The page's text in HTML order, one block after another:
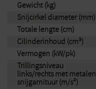
Gewicht (kg)
Snijcirkel diameter (mm)
Totale lengte (cm)
Cilinderinhoud (cm³)
Vermogen (kW/pk)
Trillingsniveau
links/rechts met metalen
snijgarnituur (m/s²)